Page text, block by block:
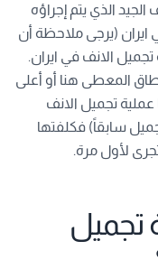
الذي يتم إجراؤه
ايران (يرجى ملاحظة أن
الانف في ايران.
المعطى هنا أو أعلى
عملية تجميل الانف
سابقاً) فكلفتها
لأول مرة.
تجميل